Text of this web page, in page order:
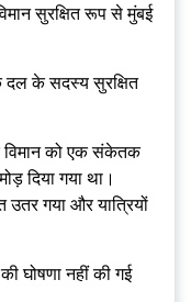
सुरक्षित रूप से मुंबई
दल के सदस्य सुरक्षित
को एक संकेतक
दिया गया था।
उतर गया और यात्रियों
घोषणा नहीं की गई